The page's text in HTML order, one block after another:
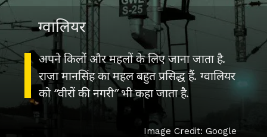
अपने किलों और महलों के लिए जाना जाता है.
राजा मानसिंह का महल बहुत प्रसिद्ध हैं. ग्वालियर
को “वीरों की नगरी” भी कहा जाता है.
ग्वालियर
Image Credit: Google